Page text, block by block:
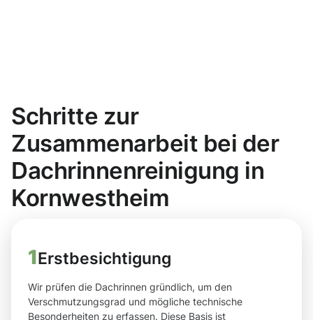
Schritte zur
Zusammenarbeit bei der
Dachrinnenreinigung in
Kornwestheim
1Erstbesichtigung
Wir prüfen die Dachrinnen gründlich, um den
Verschmutzungsgrad und mögliche technische
Besonderheiten zu erfassen. Diese Basis ist